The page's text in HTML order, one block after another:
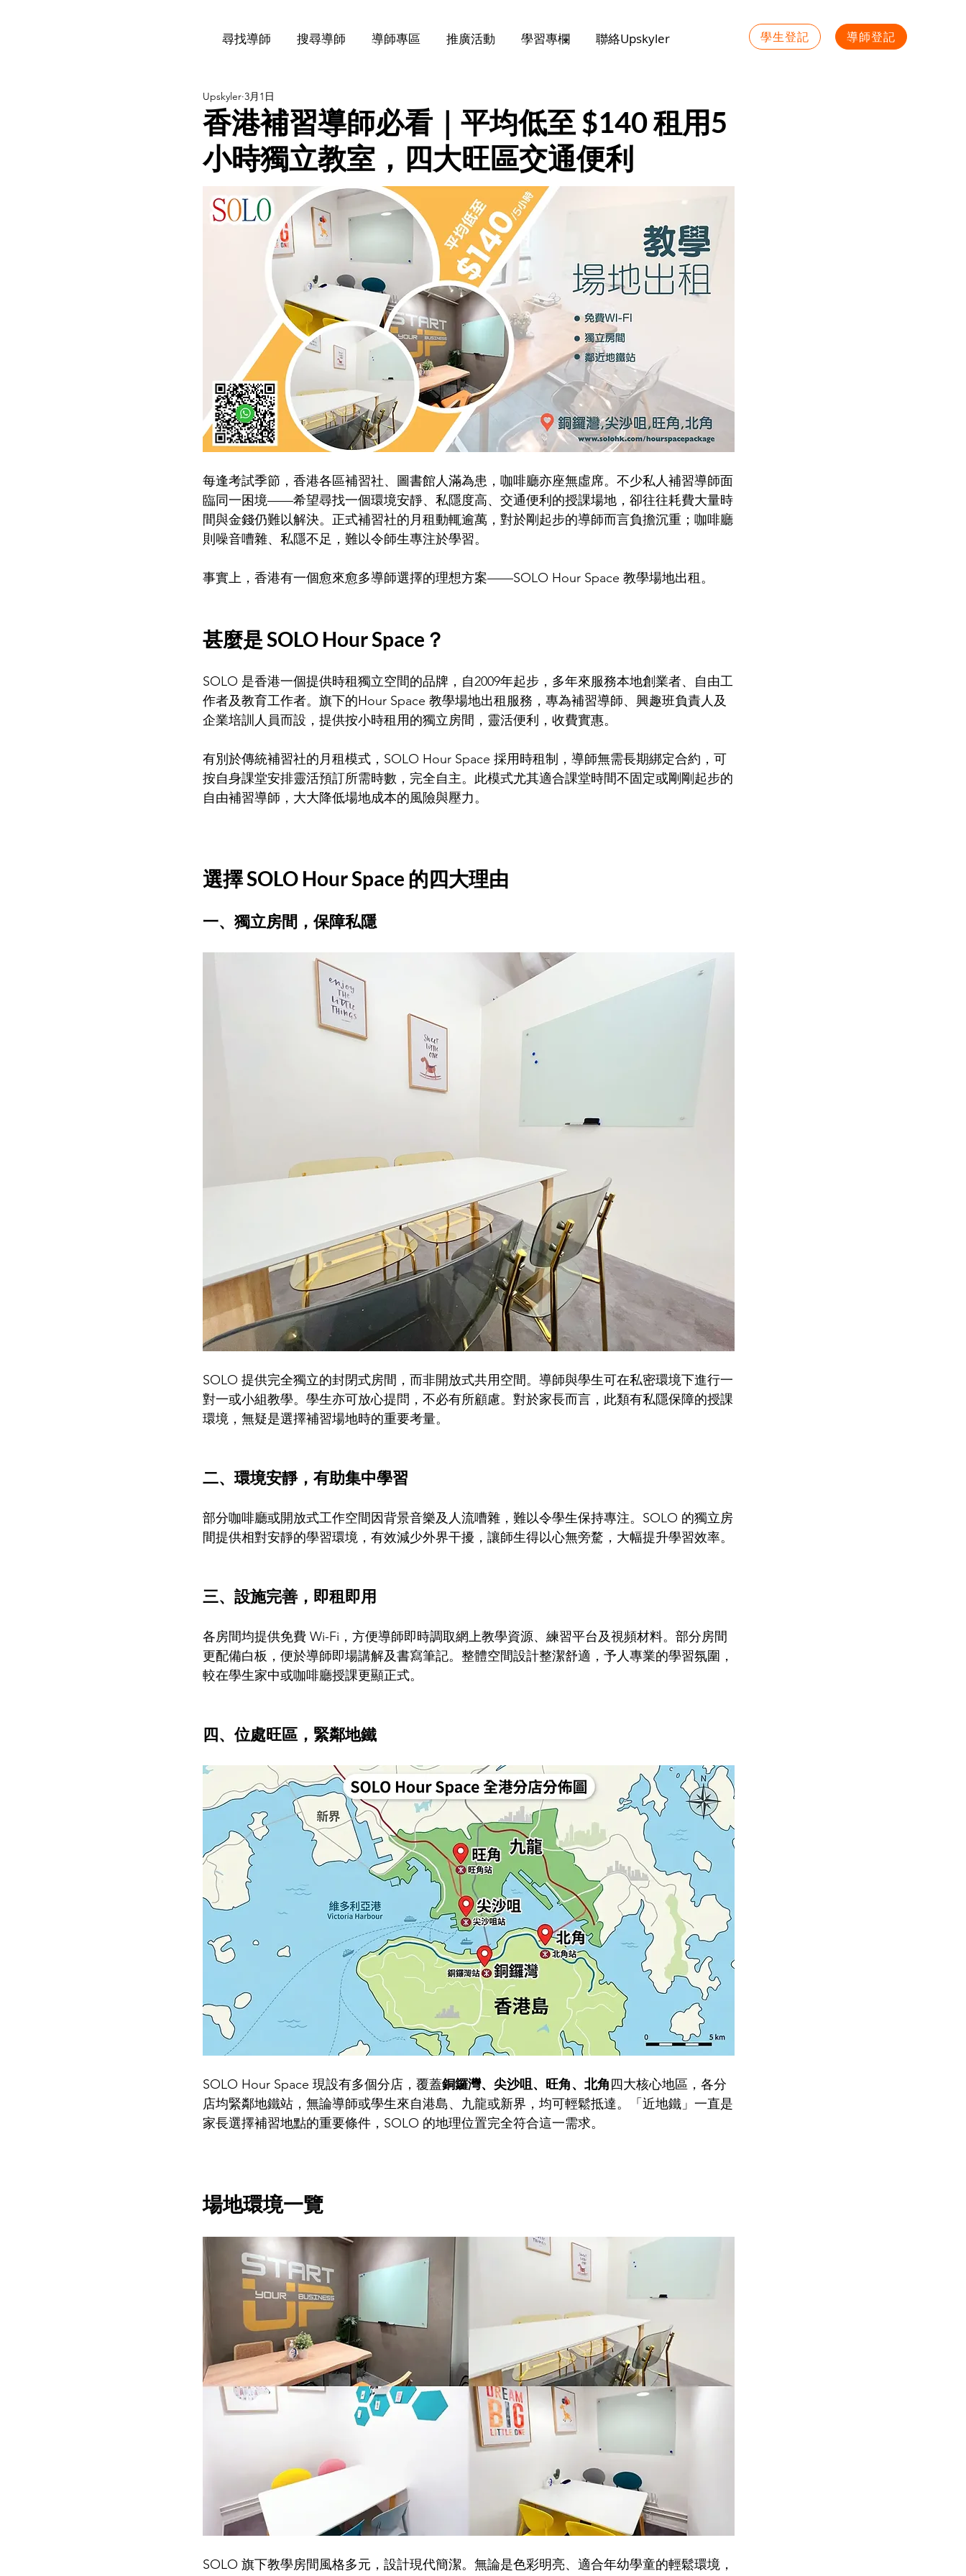
尋找導師 搜尋導師 導師專區 推廣活動 學習專欄 聯絡Upskyler 學生登記 導師登記
香港補習導師必看｜平均低至 $140 租用5
小時獨立教室，四大旺區交通便利
Upskyler 3月1日
每逢考試季節，香港各區補習社、圖書館人滿為患，咖啡廳亦座無虛席。不少私人補習導師面
臨同一困境——希望尋找一個環境安靜、私隱度高、交通便利的授課場地，卻往往耗費大量時
間與金錢仍難以解決。正式補習社的月租動輒逾萬，對於剛起步的導師而言負擔沉重；咖啡廳
則噪音嘈雜、私隱不足，難以令師生專注於學習。
事實上，香港有一個愈來愈多導師選擇的理想方案——SOLO Hour Space 教學場地出租。
甚麼是 SOLO Hour Space？
SOLO 是香港一個提供時租獨立空間的品牌，自2009年起步，多年來服務本地創業者、自由工
作者及教育工作者。旗下的Hour Space 教學場地出租服務，專為補習導師、興趣班負責人及
企業培訓人員而設，提供按小時租用的獨立房間，靈活便利，收費實惠。
有別於傳統補習社的月租模式，SOLO Hour Space 採用時租制，導師無需長期綁定合約，可
按自身課堂安排靈活預訂所需時數，完全自主。此模式尤其適合課堂時間不固定或剛剛起步的
自由補習導師，大大降低場地成本的風險與壓力。
選擇 SOLO Hour Space 的四大理由
一、獨立房間，保障私隱
SOLO 提供完全獨立的封閉式房間，而非開放式共用空間。導師與學生可在私密環境下進行一
對一或小組教學。學生亦可放心提問，不必有所顧慮。對於家長而言，此類有私隱保障的授課
環境，無疑是選擇補習場地時的重要考量。
二、環境安靜，有助集中學習
部分咖啡廳或開放式工作空間因背景音樂及人流嘈雜，難以令學生保持專注。SOLO 的獨立房
間提供相對安靜的學習環境，有效減少外界干擾，讓師生得以心無旁騖，大幅提升學習效率。
三、設施完善，即租即用
各房間均提供免費 Wi-Fi，方便導師即時調取網上教學資源、練習平台及視頻材料。部分房間
更配備白板，便於導師即場講解及書寫筆記。整體空間設計整潔舒適，予人專業的學習氛圍，
較在學生家中或咖啡廳授課更顯正式。
四、位處旺區，緊鄰地鐵
SOLO Hour Space 現設有多個分店，覆蓋銅鑼灣、尖沙咀、旺角、北角四大核心地區，各分
店均緊鄰地鐵站，無論導師或學生來自港島、九龍或新界，均可輕鬆抵達。「近地鐵」一直是
家長選擇補習地點的重要條件，SOLO 的地理位置完全符合這一需求。
場地環境一覽
SOLO 旗下教學房間風格多元，設計現代簡潔。無論是色彩明亮、適合年幼學童的輕鬆環境，